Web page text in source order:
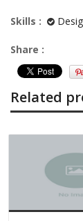
Skills :
Share :
Related